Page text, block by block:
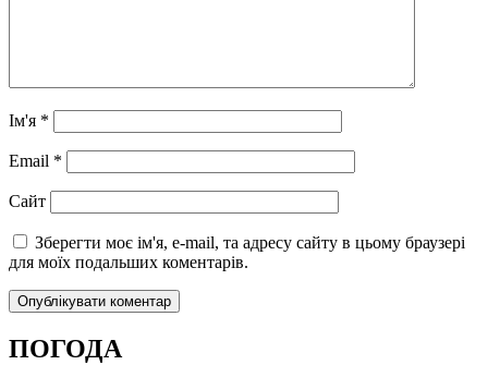
Ім'я *
Email *
Сайт
Зберегти моє ім'я, e-mail, та адресу сайту в цьому браузері
для моїх подальших коментарів.
ПОГОДА